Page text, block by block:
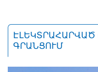
ԷԼԵԿՏՐԱՀԱՐՎԱԾ
ԳՐԱՆՑՈՒՄ